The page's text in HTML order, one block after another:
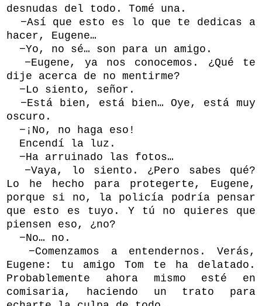
desnudas del todo. Tomé una.
−Así que esto es lo que te dedicas a
hacer, Eugene…
−Yo, no sé… son para un amigo.
−Eugene, ya nos conocemos. ¿Qué te
dije acerca de no mentirme?
−Lo siento, señor.
−Está bien, está bien… Oye, está muy
oscuro.
−¡No, no haga eso!
Encendí la luz.
−Ha arruinado las fotos…
−Vaya, lo siento. ¿Pero sabes qué?
Lo he hecho para protegerte, Eugene,
porque si no, la policía podría pensar
que esto es tuyo. Y tú no quieres que
piensen eso, ¿no?
−No… no.
−Comenzamos a entendernos. Verás,
Eugene: tu amigo Tom te ha delatado.
Probablemente ahora mismo esté en
comisaria, haciendo un trato para